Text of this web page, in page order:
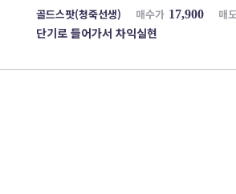
골드스팟(청죽선생) 매수가 17,900 매
단기로 들어가서 차익실현